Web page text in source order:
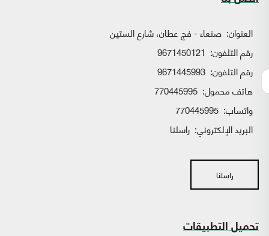
العنوان: صنعاء - فج عطان، شارع الستين
رقم التلفون: 9671450121
رقم التلفون: 9671445993
هاتف محمول: 770445995
واتساب:
البريد الإلكتروني: راسلنا
راسلنا
تحميل التطبيقات